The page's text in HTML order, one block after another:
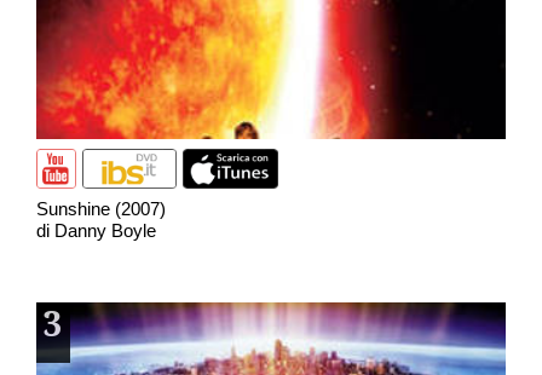
Sunshine (2007)
di Danny Boyle
3